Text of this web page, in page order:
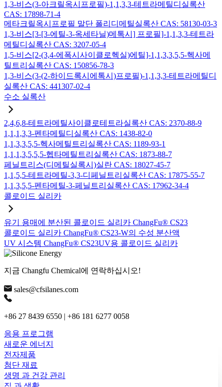
1,3-비스(3-아크릴옥시프로필)-1,1,3,3-테트라메틸디실록산
CAS: 17898-71-4
메타크릴옥시프로필 말단 폴리디메틸실록산 CAS: 58130-03-3
1,3-비스[3-[3-에틸-3-옥세타닐)메톡시] 프로필]-1,1,3,3-테트라
메틸디실록산 CAS: 3207-05-4
1,5-비스[2-(3,4-에폭시사이클로헥실)에틸]-1,1,3,3,5,5-헥사메
틸트리실록산 CAS: 150856-78-3
1,3-비스(3-(2-하이드록시에톡시)프로필)-1,1,3,3-테트라메틸디
실록산 CAS: 441307-02-4
수소 실록산
2,4,6,8-테트라메틸사이클로테트라실록산 CAS: 2370-88-9
1,1,1,3,3-펜타메틸디실록산 CAS: 1438-82-0
1,1,3,3,5,5-헥사메틸트리실록산 CAS: 1189-93-1
1,1,1,3,5,5,5-헵타메틸트리실록산 CAS: 1873-88-7
페닐트리스(디메틸실록시)실란 CAS: 18027-45-7
1,1,5,5-테트라메틸-3,3-디페닐트리실록산 CAS: 17875-55-7
1,1,3,5,5-펜타메틸-3-페닐트리실록산 CAS: 17962-34-4
콜로이드 실리카
유기 용매에 분산된 콜로이드 실리카 ChangFu® CS23
콜로이드 실리카 ChangFu® CS23-W의 수성 분산액
UV 시스템 ChangFu® CS23UV용 콜로이드 실리카
지금 Changfu Chemical에 연락하십시오!
sales@cfsilanes.com
+86 27 8439 6550 | +86 181 6277 0058
응용 프로그램
새로운 에너지
전자제품
첨단 재료
생명 과 건강 관리